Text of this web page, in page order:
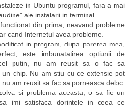
in Ubuntu programul, fara a mai
ale instalarii in terminal.
din prima, neavand probleme
cand Internetul avea probleme.
in program, dupa parerea mea,
este imbunatatirea optiunii de
putin, nu am reusit sa o fac sa
un chip. Nu am stiu cu ce extensie pot
am reusit sa fac sa porneasca deloc.
si problema aceasta, o sa fie un
imi satisfaca dorintele in ceea ce